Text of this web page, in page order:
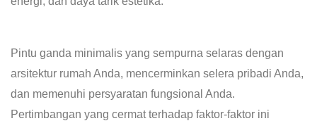
Pintu ganda minimalis yang sempurna selaras dengan
arsitektur rumah Anda, mencerminkan selera pribadi Anda,
dan memenuhi persyaratan fungsional Anda.
Pertimbangan yang cermat terhadap faktor-faktor ini